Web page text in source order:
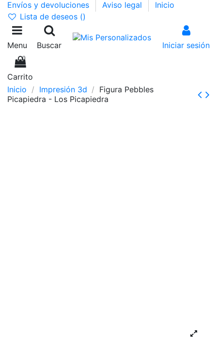
Envíos y devoluciones Aviso legal
Inicio
Lista de deseos ()
Menu Buscar Iniciar sesión
0
Carrito
Inicio
Impresión 3d
Figura Pebbles
Picapiedra - Los Picapiedra